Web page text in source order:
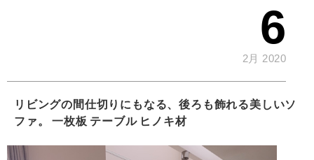
6
2月 2020
リビングの間仕切りにもなる、後ろも飾れる美しいソ
ファ。 一枚板 テーブル ヒノキ材